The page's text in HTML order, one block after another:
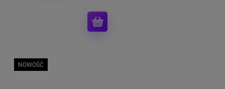
NOWOŚĆ